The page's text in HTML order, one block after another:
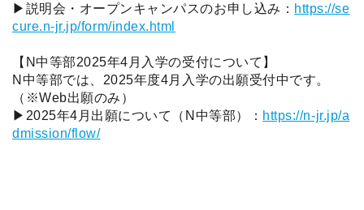
▶説明会・オープンキャンパスのお申し込み： https://se
cure.n-jr.jp/form/index.html
【N中等部2025年4月入学の受付について】
N中等部では、2025年度4月入学の出願受付中です。
（※Web出願のみ）
▶2025年4月出願について（N中等部）： https://n-jr.jp/a
dmission/flow/